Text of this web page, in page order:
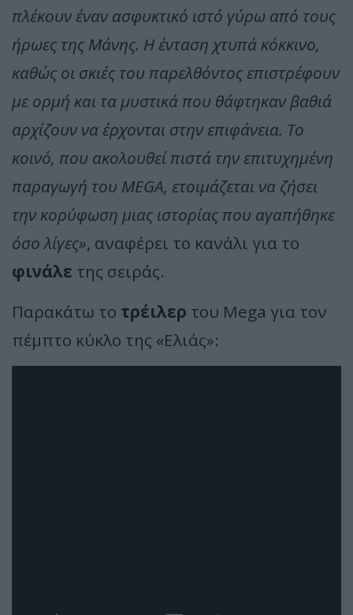
πλέκουν έναν ασφυκτικό ιστό γύρω από τους
ήρωες της Μάνης. Η ένταση χτυπά κόκκινο,
καθώς οι σκιές του παρελθόντος επιστρέφουν
με ορμή και τα μυστικά που θάφτηκαν βαθιά
αρχίζουν να έρχονται στην επιφάνεια. Το
κοινό, που ακολουθεί πιστά την επιτυχημένη
παραγωγή του MEGA, ετοιμάζεται να ζήσει
την κορύφωση μιας ιστορίας που αγαπήθηκε
όσο λίγες», αναφέρει το κανάλι για το
φινάλε της σειράς.
Παρακάτω το τρέιλερ του Mega για τον
πέμπτο κύκλο της «Ελιάς»: